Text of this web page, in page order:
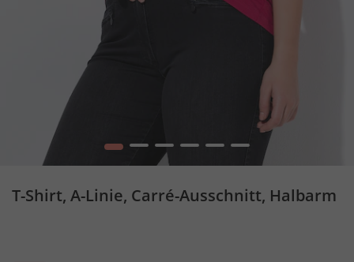
1 2 3 4 5 6
T-Shirt, A-Linie, Carré-Ausschnitt, Halbarm